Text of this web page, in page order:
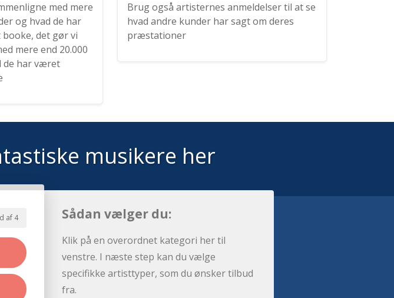
med mere
og hvad de har
det gør vi
mere end 20.000
de har været
Brug også artisternes anmeldelser til at se
hvad andre kunder har sagt om deres
præstationer
musikere her
af 4 Sådan vælger du:
Klik på en overordnet kategori her til
venstre. I næste step kan du vælge
specifikke artisttyper, som du ønsker tilbud
fra.